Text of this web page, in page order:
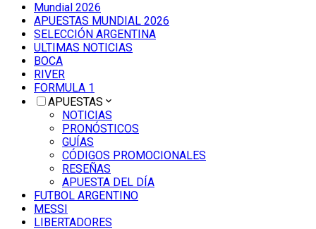
Mundial 2026
APUESTAS MUNDIAL 2026
SELECCIÓN ARGENTINA
ULTIMAS NOTICIAS
BOCA
RIVER
FORMULA 1
APUESTAS
NOTICIAS
PRONÓSTICOS
GUÍAS
CÓDIGOS PROMOCIONALES
RESEÑAS
APUESTA DEL DÍA
FUTBOL ARGENTINO
MESSI
LIBERTADORES